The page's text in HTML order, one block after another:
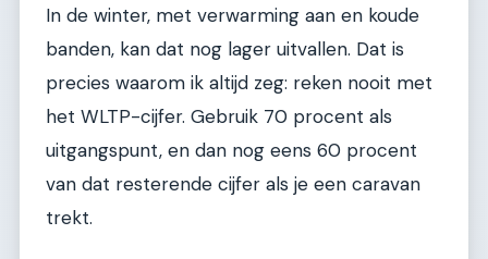
In de winter, met verwarming aan en koude
banden, kan dat nog lager uitvallen. Dat is
precies waarom ik altijd zeg: reken nooit met
het WLTP-cijfer. Gebruik 70 procent als
uitgangspunt, en dan nog eens 60 procent
van dat resterende cijfer als je een caravan
trekt.